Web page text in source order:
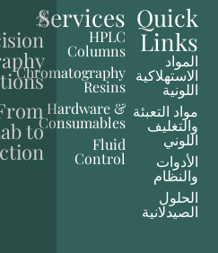
Precision
Chromatography
Solutions
From
Lab to
Production
Get In Touch
البريد الإلكتروني:
sales@biovanix.com
Phone: +86
18816200534
Whatsapp: +1 (281) 650
2769